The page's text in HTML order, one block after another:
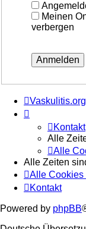
Meinen
verbergen
Vaskulitis.org
Kontakt
Alle
Alle
Alle Zeiten
Alle Cookies
Kontakt
Powered by phpBB